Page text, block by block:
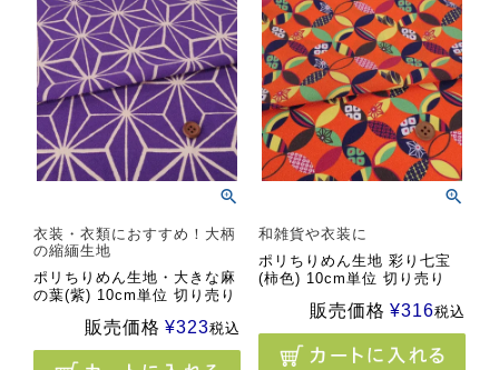
衣装・衣類におすすめ！大柄
の縮緬生地
ポリちりめん生地・大きな麻
の葉(紫) 10cm単位 切り売り
販売価格 ¥323税込
和雑貨や衣装に
ポリちりめん生地 彩り七宝
(柿色) 10cm単位 切り売り
販売価格 ¥316税込